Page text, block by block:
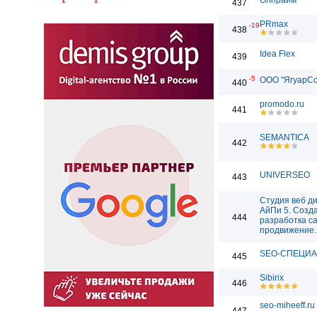
437
438 -19 PRmax
439 Idea Flex
440 -5 ООО
441
promodo.ru
442
SEMANTICA
443 UNIVERSEO
444
Студия веб
АйПи 5.
разработка
продвижение.
445 SEO-
446
Sibirix
seo-miheeff.ru